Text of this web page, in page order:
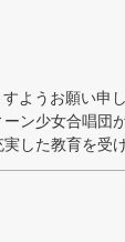
ようお願い申
ン少女合唱団
した教育を受